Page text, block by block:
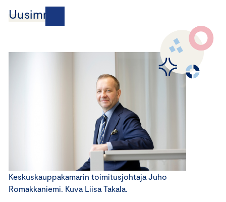
Uusimmat
Keskuskauppakamarin toimitusjohtaja Juho
Romakkaniemi. Kuva Liisa Takala.